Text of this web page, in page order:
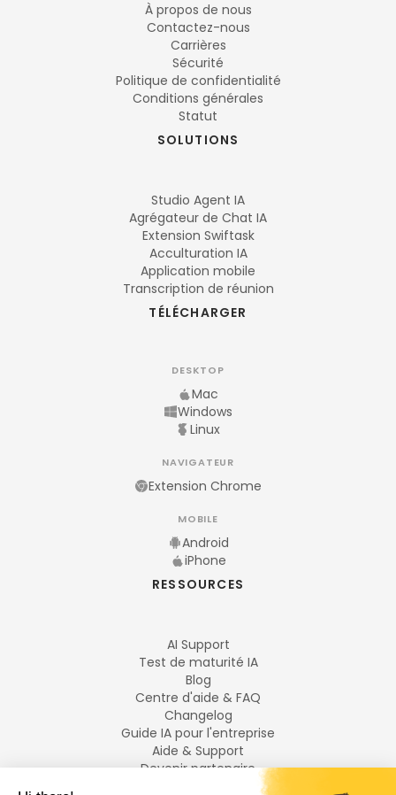
À propos de nous
Contactez-nous
Carrières
Sécurité
Politique de confidentialité
Conditions générales
Statut
SOLUTIONS
Studio Agent IA
Agrégateur de Chat IA
Extension Swiftask
Acculturation IA
Application mobile
Transcription de réunion
TÉLÉCHARGER
DESKTOP
Mac
Windows
Linux
NAVIGATEUR
Extension Chrome
MOBILE
Android
iPhone
RESSOURCES
AI Support
Test de maturité IA
Blog
Centre d'aide & FAQ
Changelog
Guide IA pour l'entreprise
Aide & Support
Devenir partenaire